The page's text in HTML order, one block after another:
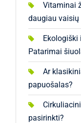
Vitaminai
daugiau vaisių
Ekologiški
Patarimai
Ar
papuošalas?
pasirinkti?